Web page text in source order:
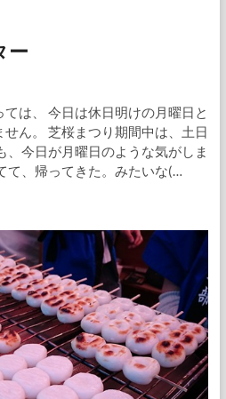
ー
は、 今日は休日明けの月曜日と
ん。 芝桜まつり期間中は、土日
、今日が月曜日のような気がしま
て、帰ってきた。みたいな(…